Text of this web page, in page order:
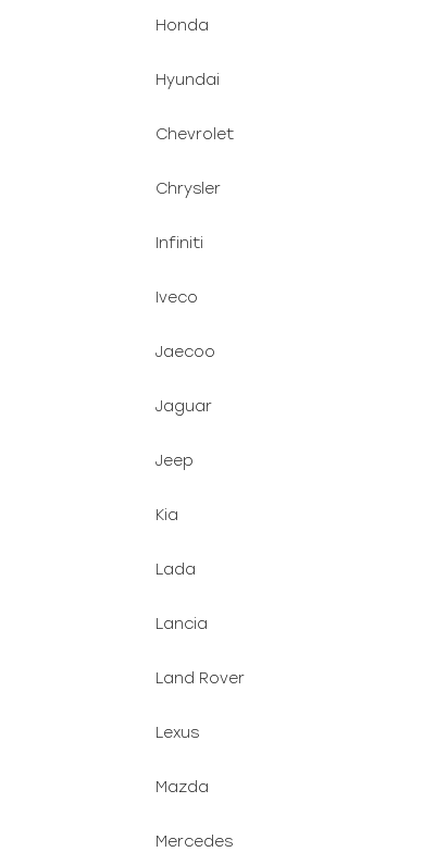
Honda
Hyundai
Chevrolet
Chrysler
Infiniti
Iveco
Jaecoo
Jaguar
Jeep
Kia
Lada
Lancia
Land Rover
Lexus
Mazda
Mercedes